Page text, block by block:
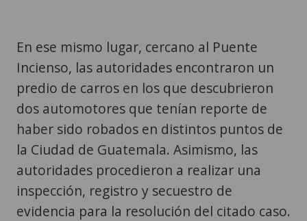
En ese mismo lugar, cercano al Puente
Incienso, las autoridades encontraron un
predio de carros en los que descubrieron
dos automotores que tenían reporte de
haber sido robados en distintos puntos de
la Ciudad de Guatemala. Asimismo, las
autoridades procedieron a realizar una
inspección, registro y secuestro de
evidencia para la resolución del citado caso.